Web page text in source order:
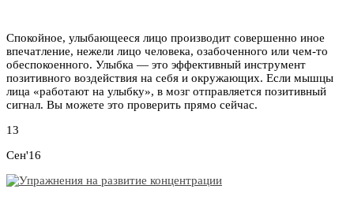
Спокойное, улыбающееся лицо производит совершенно иное
впечатление, нежели лицо человека, озабоченного или чем-то
обеспокоенного. Улыбка — это эффективный инструмент
позитивного воздействия на себя и окружающих. Если мышцы
лица «работают на улыбку», в мозг отправляется позитивный
сигнал. Вы можете это проверить прямо сейчас.
13
Сен'16